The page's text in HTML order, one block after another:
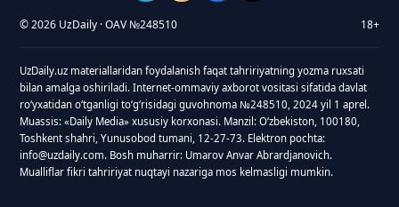
© 2026 UzDaily · OAV №248510 18+
UzDaily.uz materiallaridan foydalanish faqat tahririyatning yozma ruxsati
bilan amalga oshiriladi. Internet-ommaviy axborot vositasi sifatida davlat
roʻyxatidan oʻtganligi toʻgʻrisidagi guvohnoma №248510, 2024 yil 1 aprel.
Muassis: «Daily Media» xususiy korxonasi. Manzil: Oʻzbekiston, 100180,
Toshkent shahri, Yunusobod tumani, 12-27-73. Elektron pochta:
info@uzdaily.com. Bosh muharrir: Umarov Anvar Abrardjanovich.
Mualliflar fikri tahririyat nuqtayi nazariga mos kelmasligi mumkin.